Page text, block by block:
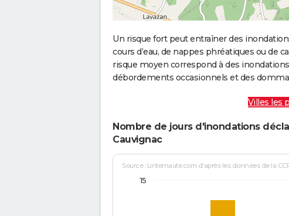
Un risque fort peut entraîner des
cours d’eau, de nappes phréatiques ou de
risque moyen correspond à des
débordements occasionnels et des
Villes les
Nombre de jours d'inondations
Cauvignac
Source : Linternaute.com d'après les données de la
15